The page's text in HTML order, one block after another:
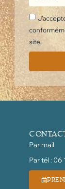
site.
Par mail
Par tél : 06